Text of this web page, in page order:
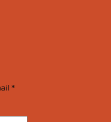
*